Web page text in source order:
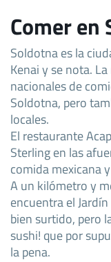
Comer en
Soldotna es la
Kenai y se nota.
nacionales de
Soldotna, pero
locales.
El restaurante
Sterling en las
comida mexicana
A un kilómetro y
encuentra el
bien surtido, pero
sushi! que por
la pena.